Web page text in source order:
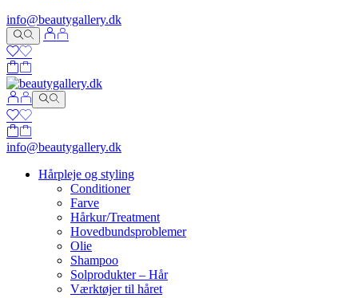
info@beautygallery.dk
info@beautygallery.dk
Hårpleje og styling
Conditioner
Farve
Hårkur/Treatment
Hovedbundsproblemer
Olie
Shampoo
Solprodukter – Hår
Værktøjer til håret